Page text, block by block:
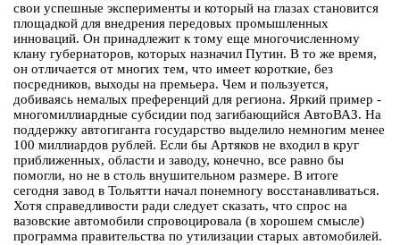
свои успешные эксперименты и который на глазах становится
площадкой для внедрения передовых промышленных
инноваций. Он принадлежит к тому еще многочисленному
клану губернаторов, которых назначил Путин. В то же время,
он отличается от многих тем, что имеет короткие, без
посредников, выходы на премьера. Чем и пользуется,
добиваясь немалых преференций для региона. Яркий пример -
многомиллиардные субсидии под загибающийся АвтоВАЗ. На
поддержку автогиганта государство выделило немногим менее
100 миллиардов рублей. Если бы Артяков не входил в круг
приближенных, области и заводу, конечно, все равно бы
помогли, но не в столь внушительном размере. В итоге
сегодня завод в Тольятти начал понемногу восстанавливаться.
Хотя справедливости ради следует сказать, что спрос на
вазовские автомобили спровоцировала (в хорошем смысле)
программа правительства по утилизации старых автомобилей.